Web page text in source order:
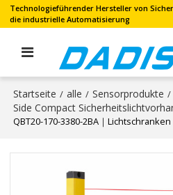
Technologieführender Hersteller von
die industrielle Automatisierung
Startseite / alle / Sensorprodukte /
Side Compact
QBT20-170-3380-2BA｜Lichtschranken